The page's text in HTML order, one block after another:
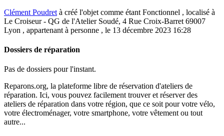
Clément Poudret à créé l'objet comme étant Fonctionnel , localisé à
Le Croiseur - QG de l'Atelier Soudé, 4 Rue Croix-Barret 69007
Lyon , appartenant à personne , le 13 décembre 2023 16:28
Dossiers de réparation
Pas de dossiers pour l'instant.
Reparons.org, la plateforme libre de réservation d'ateliers de
réparation. Ici, vous pouvez facilement trouver et réserver des
ateliers de réparation dans votre région, que ce soit pour votre vélo,
votre électroménager, votre smartphone, votre vêtement ou tout
autre...